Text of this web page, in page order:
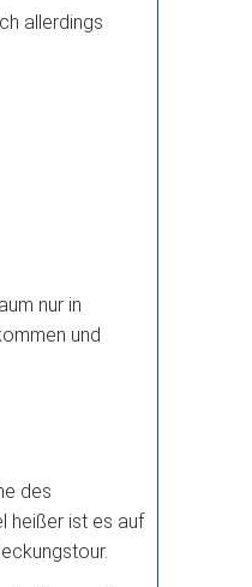
allerdings
nur in
und
des
heißer ist es auf